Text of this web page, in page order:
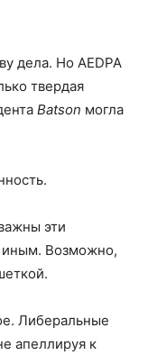
дела. Но AEDPA
твердая
Batson могла
эти
иным. Возможно,
Либеральные
апеллируя к